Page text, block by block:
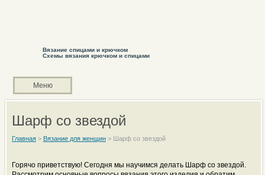
Вязание спицами и крючком
Схемы вязания крючком и спицами
Меню
Шарф со звездой
Главная> Вязание для женщин> Шарф со звездой
Горячо приветствую! Сегодня мы научимся делать Шарф со звездой.